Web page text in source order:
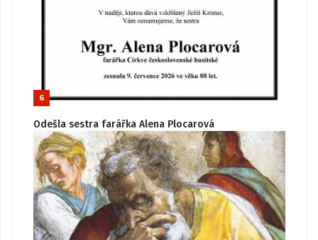
6
Odešla sestra farářka Alena Plocarová